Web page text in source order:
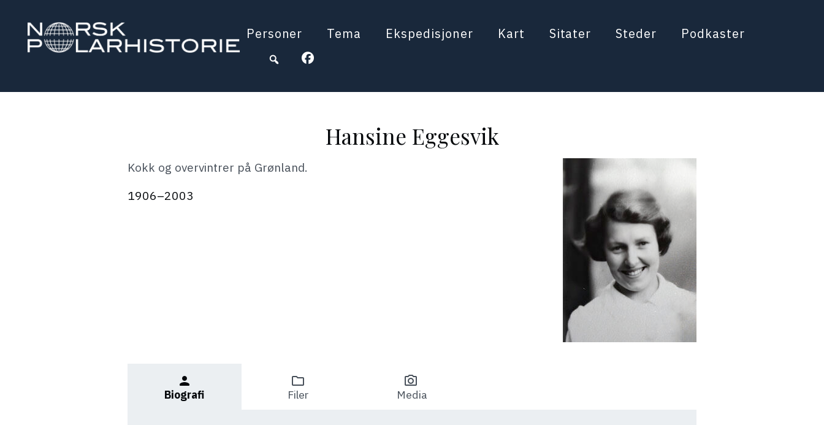
hovedinnholdet
Personer Tema Ekspedisjoner Kart Sitater Steder Podkaster
Hansine Eggesvik
Kokk og overvintrer på Grønland.
1906–2003
person
Biografi
folder
Filer
photo_camera
Media